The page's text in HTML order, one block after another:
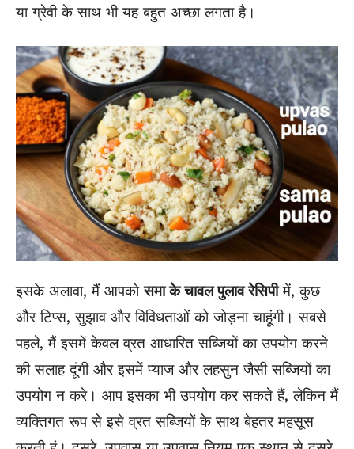
या ग्रेवी के साथ भी यह बहुत अच्छा लगता है।
इसके अलावा, मैं आपकोसमा के चावल पुलाव रेसिपीमें, कुछ
और टिप्स, सुझाव और विविधताओं को जोड़ना चाहूंगी। सबसे
पहले, मैं इसमें केवल व्रत आधारित सब्जियों का उपयोग करने
की सलाह दूंगी और इसमें प्याज और लहसुन जैसी सब्जियों का
उपयोग न करे। आप इसका भी उपयोग कर सकते हैं, लेकिन मैं
व्यक्तिगत रूप से इसे व्रत सब्जियों के साथ बेहतर महसूस